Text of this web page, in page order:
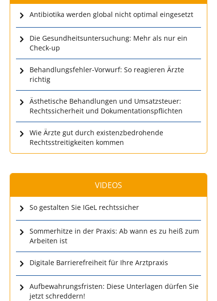
Antibiotika werden global nicht optimal eingesetzt
Die Gesundheitsuntersuchung: Mehr als nur ein
Check-up
Behandlungsfehler-Vorwurf: So reagieren Ärzte
richtig
Ästhetische Behandlungen und Umsatzsteuer:
Rechtssicherheit und Dokumentationspflichten
Wie Ärzte gut durch existenzbedrohende
Rechtsstreitigkeiten kommen
VIDEOS
So gestalten Sie IGeL rechtssicher
Sommerhitze in der Praxis: Ab wann es zu heiß zum
Arbeiten ist
Digitale Barrierefreiheit für Ihre Arztpraxis
Aufbewahrungsfristen: Diese Unterlagen dürfen Sie
jetzt schreddern!